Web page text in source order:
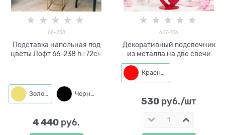
66-238
Подставка напольная под
цветы Лофт 66-238 h=72см
Золото Черный
4 440 руб.
607-106
Декоративный подсвечник
из металла на две свечи
Сердце
Красный
530 руб./шт